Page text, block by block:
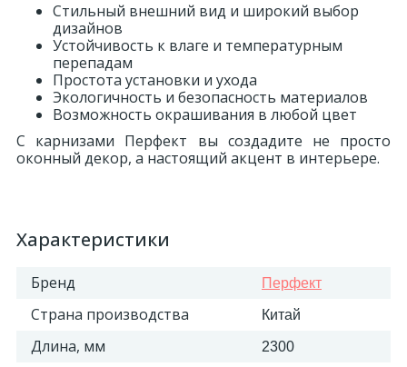
Стильный внешний вид и широкий выбор
дизайнов
Устойчивость к влаге и температурным
перепадам
Простота установки и ухода
Экологичность и безопасность материалов
Возможность окрашивания в любой цвет
С карнизами Перфект вы создадите не просто
оконный декор, а настоящий акцент в интерьере.
Характеристики
Бренд Перфект
Страна производства Китай
Длина, мм 2300